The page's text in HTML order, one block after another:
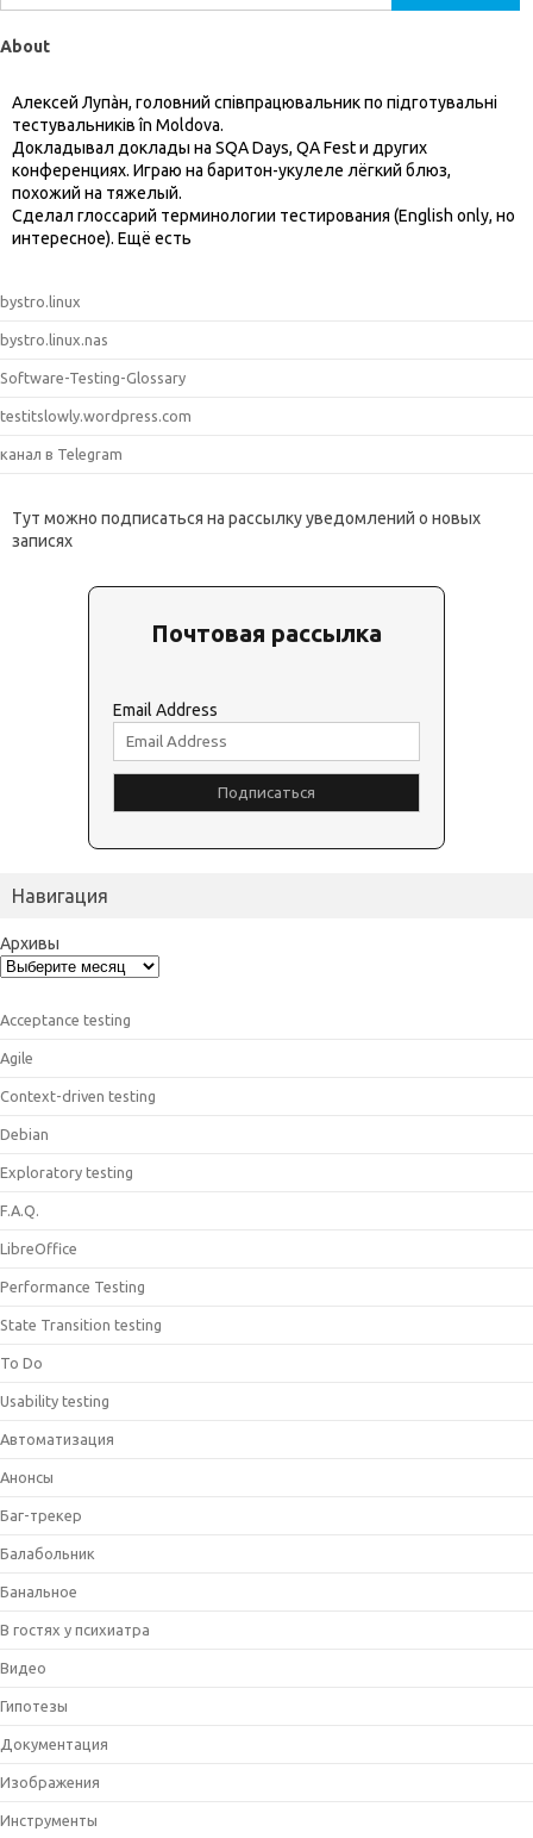
About
Алексей Лупàн, головний спiвпрацювальник по підготувальні
тестувальників în Moldova.
Докладывал доклады на SQA Days, QA Fest и других
конференциях. Играю на баритон-укулеле лёгкий блюз,
похожий на тяжелый.
Сделал глоссарий терминологии тестирования (English only, но
интересное). Ещё есть
bystro.linux
bystro.linux.nas
Software-Testing-Glossary
testitslowly.wordpress.com
канал в Telegram
Тут можно подписаться на рассылку уведомлений о новых
записях
Почтовая рассылка
Email Address
Навигация
Архивы
Acceptance testing
Agile
Context-driven testing
Debian
Exploratory testing
F.A.Q.
LibreOffice
Performance Testing
State Transition testing
To Do
Usability testing
Автоматизация
Анонсы
Баг-трекер
Балабольник
Банальное
В гостях у психиатра
Видео
Гипотезы
Документация
Изображения
Инструменты